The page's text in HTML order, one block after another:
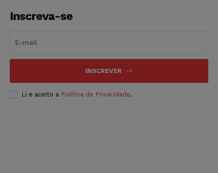
Inscreva-se
INSCREVER
Li e aceito a Política de Privacidade.